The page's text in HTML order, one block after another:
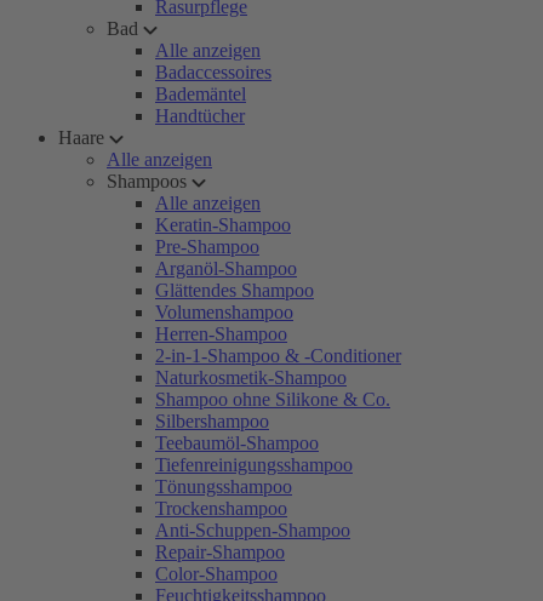
Rasurpflege
Bad
Alle anzeigen
Badaccessoires
Bademäntel
Handtücher
Haare
Alle anzeigen
Shampoos
Alle anzeigen
Keratin-Shampoo
Pre-Shampoo
Arganöl-Shampoo
Glättendes Shampoo
Volumenshampoo
Herren-Shampoo
2-in-1-Shampoo & -Conditioner
Naturkosmetik-Shampoo
Shampoo ohne Silikone & Co.
Silbershampoo
Teebaumöl-Shampoo
Tiefenreinigungsshampoo
Tönungsshampoo
Trockenshampoo
Anti-Schuppen-Shampoo
Repair-Shampoo
Color-Shampoo
Feuchtigkeitsshampoo